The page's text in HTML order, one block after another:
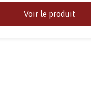
Voir le produit